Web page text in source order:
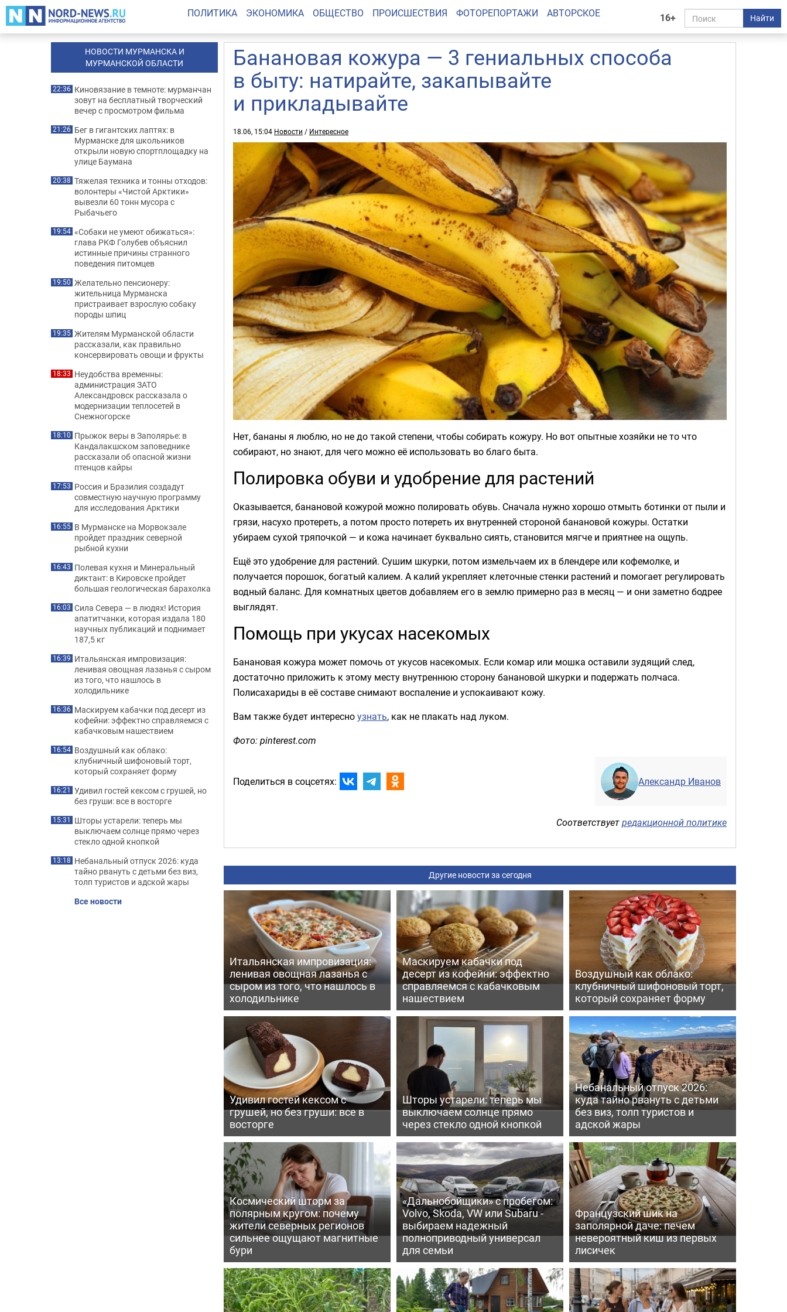
16+ Найти
ПОЛИТИКА ЭКОНОМИКА ОБЩЕСТВО ПРОИСШЕСТВИЯ ФОТОРЕПОРТАЖИ АВТОРСКОЕ
Банановая кожура — 3 гениальных способа
в быту: натирайте, закапывайте
и прикладывайте
18.06, 15:04 Новости / Интересное
Нет, бананы я люблю, но не до такой степени, чтобы собирать кожуру. Но вот опытные хозяйки не то что
собирают, но знают, для чего можно её использовать во благо быта.
Полировка обуви и удобрение для растений
Оказывается, банановой кожурой можно полировать обувь. Сначала нужно хорошо отмыть ботинки от пыли и
грязи, насухо протереть, а потом просто потереть их внутренней стороной банановой кожуры. Остатки
убираем сухой тряпочкой — и кожа начинает буквально сиять, становится мягче и приятнее на ощупь.
Ещё это удобрение для растений. Сушим шкурки, потом измельчаем их в блендере или кофемолке, и
получается порошок, богатый калием. А калий укрепляет клеточные стенки растений и помогает регулировать
водный баланс. Для комнатных цветов добавляем его в землю примерно раз в месяц — и они заметно бодрее
выглядят.
Помощь при укусах насекомых
Банановая кожура может помочь от укусов насекомых. Если комар или мошка оставили зудящий след,
достаточно приложить к этому месту внутреннюю сторону банановой шкурки и подержать полчаса.
Полисахариды в её составе снимают воспаление и успокаивают кожу.
Вам также будет интересноузнать, как не плакать над луком.
Фото: pinterest.com
Поделиться в соцсетях: Александр Иванов
Соответствуетредакционной политике
Другие новости за сегодня
Итальянская импровизация:
ленивая овощная лазанья с
сыром из того, что нашлось в
холодильнике
Маскируем кабачки под
десерт из кофейни: эффектно
справляемся с кабачковым
нашествием
Воздушный как облако:
клубничный шифоновый торт,
который сохраняет форму
Удивил гостей кексом с
грушей, но без груши: все в
восторге
Шторы устарели: теперь мы
выключаем солнце прямо
через стекло одной кнопкой
Небанальный отпуск 2026:
куда тайно рвануть с детьми
без виз, толп туристов и
адской жары
Космический шторм за
полярным кругом: почему
жители северных регионов
сильнее ощущают магнитные
бури
«Дальнобойщики» с пробегом:
Volvo, Skoda, VW или Subaru -
выбираем надежный
полноприводный универсал
для семьи
Французский шик на
заполярной даче: печем
невероятный киш из первых
лисичек
НОВОСТИ МУРМАНСКА И
МУРМАНСКОЙ ОБЛАСТИ
22:36 Киновязание в темноте: мурманчан
зовут на бесплатный творческий
вечер с просмотром фильма
21:26 Бег в гигантских лаптях: в
Мурманске для школьников
открыли новую спортплощадку на
улице Баумана
20:38 Тяжелая техника и тонны отходов:
волонтеры «Чистой Арктики»
вывезли 60 тонн мусора с
Рыбачьего
19:54 «Собаки не умеют обижаться»:
глава РКФ Голубев объяснил
истинные причины странного
поведения питомцев
19:50 Желательно пенсионеру:
жительница Мурманска
пристраивает взрослую собаку
породы шпиц
19:35 Жителям Мурманской области
рассказали, как правильно
консервировать овощи и фрукты
18:33 Неудобства временны:
администрация ЗАТО
Александровск рассказала о
модернизации теплосетей в
Снежногорске
18:10 Прыжок веры в Заполярье: в
Кандалакшском заповеднике
рассказали об опасной жизни
птенцов кайры
17:53 Россия и Бразилия создадут
совместную научную программу
для исследования Арктики
16:55 В Мурманске на Морвокзале
пройдет праздник северной
рыбной кухни
16:43 Полевая кухня и Минеральный
диктант: в Кировске пройдет
большая геологическая барахолка
16:03 Сила Севера — в людях! История
апатитчанки, которая издала 180
научных публикаций и поднимает
187,5 кг
16:39 Итальянская импровизация:
ленивая овощная лазанья с сыром
из того, что нашлось в
холодильнике
16:36 Маскируем кабачки под десерт из
кофейни: эффектно справляемся с
кабачковым нашествием
16:54 Воздушный как облако:
клубничный шифоновый торт,
который сохраняет форму
16:21 Удивил гостей кексом с грушей, но
без груши: все в восторге
15:31 Шторы устарели: теперь мы
выключаем солнце прямо через
стекло одной кнопкой
13:18 Небанальный отпуск 2026: куда
тайно рвануть с детьми без виз,
толп туристов и адской жары
Все новости